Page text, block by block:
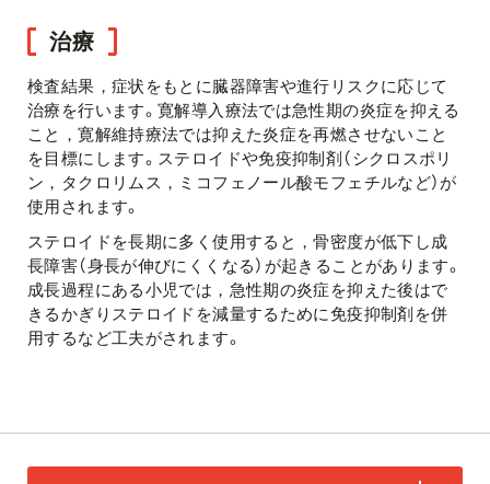
治療
検査結果，症状をもとに臓器障害や進行リスクに応じて
治療を行います。寛解導入療法では急性期の炎症を抑える
こと，寛解維持療法では抑えた炎症を再燃させないこと
を目標にします。ステロイドや免疫抑制剤（シクロスポリ
ン，タクロリムス，ミコフェノール酸モフェチルなど）が
使用されます。
ステロイドを長期に多く使用すると，骨密度が低下し成
長障害（身長が伸びにくくなる）が起きることがあります。
成長過程にある小児では，急性期の炎症を抑えた後はで
きるかぎりステロイドを減量するために免疫抑制剤を併
用するなど工夫がされます。